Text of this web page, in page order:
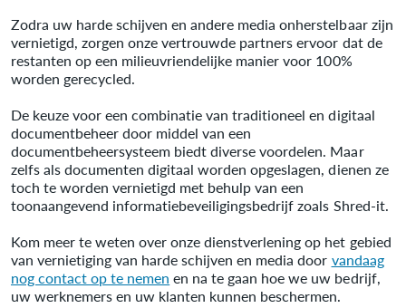
Zodra uw harde schijven en andere media onherstelbaar zijn
vernietigd, zorgen onze vertrouwde partners ervoor dat de
restanten op een milieuvriendelijke manier voor 100%
worden gerecycled.
De keuze voor een combinatie van traditioneel en digitaal
documentbeheer door middel van een
documentbeheersysteem biedt diverse voordelen. Maar
zelfs als documenten digitaal worden opgeslagen, dienen ze
toch te worden vernietigd met behulp van een
toonaangevend informatiebeveiligingsbedrijf zoals Shred-it.
Kom meer te weten over onze dienstverlening op het gebied
van vernietiging van harde schijven en media door vandaag
nog contact op te nemen en na te gaan hoe we uw bedrijf,
uw werknemers en uw klanten kunnen beschermen.